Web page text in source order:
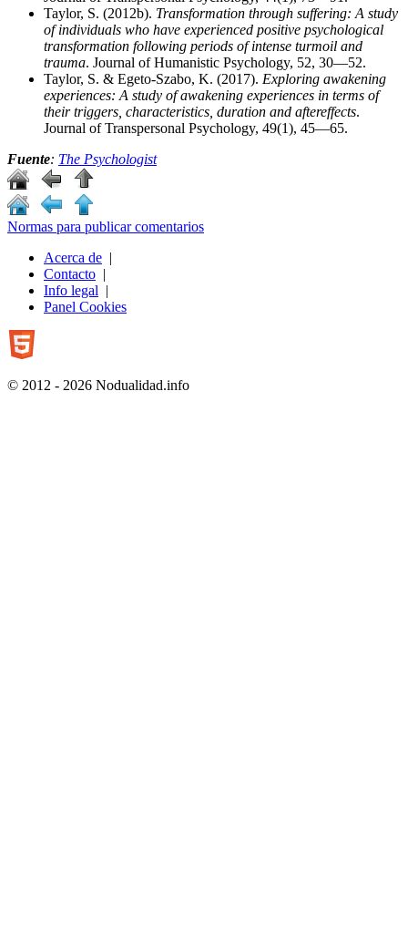
Taylor, S. (2012b). Transformation through suffering: A study
of individuals who have experienced positive psychological
transformation following periods of intense turmoil and
trauma. Journal of Humanistic Psychology, 52, 30—52.
Taylor, S. & Egeto-Szabo, K. (2017). Exploring awakening
experiences: A study of awakening experiences in terms of
their triggers, characteristics, duration and aftereffects.
Journal of Transpersonal Psychology, 49(1), 45—65.
Fuente: The Psychologist
Normas para publicar comentarios
Acerca de |
Contacto |
Info legal |
Panel Cookies
© 2012 - 2026 Nodualidad.info